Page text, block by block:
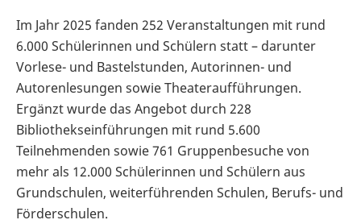
Im Jahr 2025 fanden 252 Veranstaltungen mit rund
6.000 Schülerinnen und Schülern statt – darunter
Vorlese- und Bastelstunden, Autorinnen- und
Autorenlesungen sowie Theateraufführungen.
Ergänzt wurde das Angebot durch 228
Bibliothekseinführungen mit rund 5.600
Teilnehmenden sowie 761 Gruppenbesuche von
mehr als 12.000 Schülerinnen und Schülern aus
Grundschulen, weiterführenden Schulen, Berufs- und
Förderschulen.